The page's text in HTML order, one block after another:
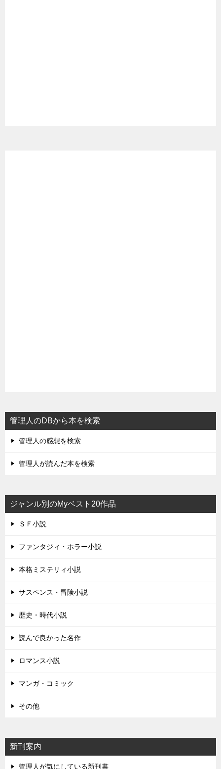
管理人のDBから本を検索
管理人の感想を検索
管理人が読んだ本を検索
ジャンル別のMyベスト20作品
ＳＦ小説
ファンタジィ・ホラー小説
本格ミステリィ小説
サスペンス・冒険小説
歴史・時代小説
読んで良かった名作
ロマンス小説
マンガ・コミック
その他
新刊案内
管理人が気にしている新刊書